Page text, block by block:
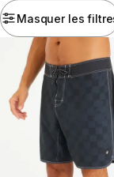
Masquer les